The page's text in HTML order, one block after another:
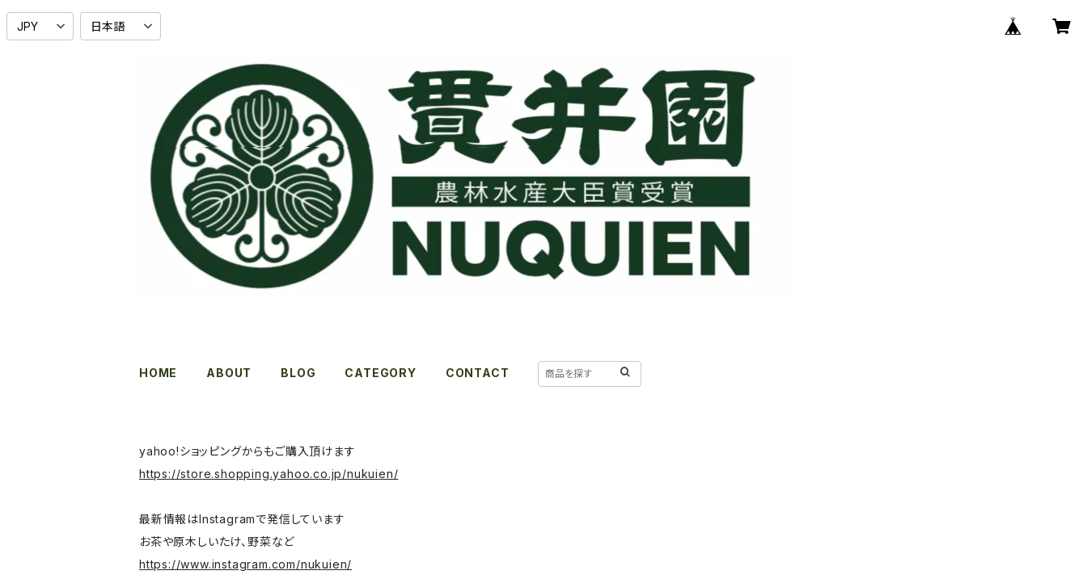
HOME ABOUT BLOG CATEGORY CONTACT
yahoo!ショッピングからもご購入頂けます
https://store.shopping.yahoo.co.jp/nukuien/
最新情報はInstagramで発信しています
お茶や原木しいたけ、野菜など
https://www.instagram.com/nukuien/